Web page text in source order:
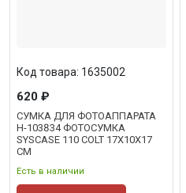
СУМКА ДЛЯ ФОТОАППАРАТА
H-103834 ФОТОСУМКА
SYSCASE 110 COLT 17X10X17
СМ
Есть в наличии
Код товара: 1635002
620 ₽